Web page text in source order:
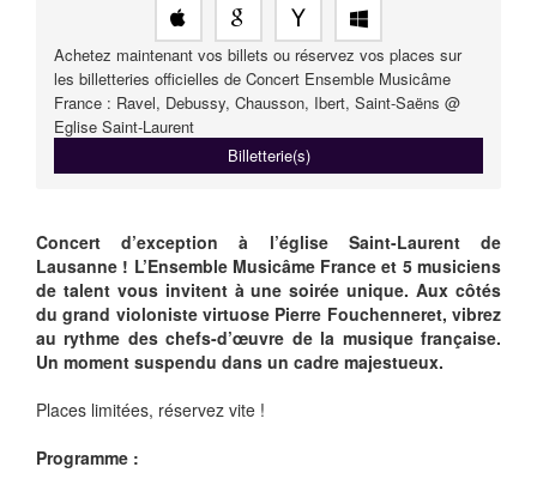
Achetez maintenant vos billets ou réservez vos places sur
les billetteries officielles de Concert Ensemble Musicâme
France : Ravel, Debussy, Chausson, Ibert, Saint-Saëns @
Eglise Saint-Laurent
Billetterie(s)
Concert d’exception à l’église Saint-Laurent de
Lausanne ! L’Ensemble Musicâme France et 5 musiciens
de talent vous invitent à une soirée unique. Aux côtés
du grand violoniste virtuose Pierre Fouchenneret, vibrez
au rythme des chefs-d’œuvre de la musique française.
Un moment suspendu dans un cadre majestueux.
Places limitées, réservez vite !
Programme :